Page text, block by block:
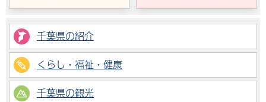
千葉県の紹介
くらし・福祉・健康
千葉県の観光